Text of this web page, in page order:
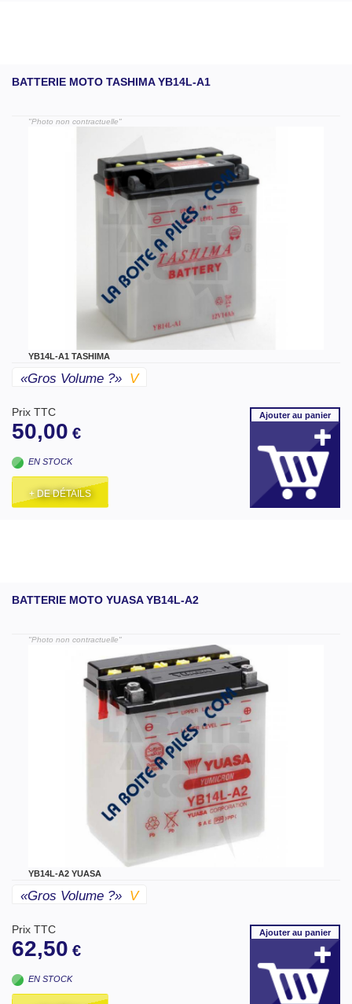
BATTERIE MOTO TASHIMA YB14L-A1
"Photo non contractuelle"
YB14L-A1 TASHIMA
«gros Volume ?» V
Prix TTC
50,00 €
EN STOCK
+ DE DÉTAILS
Ajouterau panier
BATTERIE MOTO YUASA YB14L-A2
"Photo non contractuelle"
YB14L-A2 YUASA
«gros Volume ?» V
Prix TTC
62,50 €
EN STOCK
Ajouterau panier